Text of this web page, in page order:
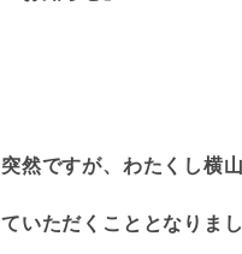
突然ですが、わたくし横
ていただくこととなりま